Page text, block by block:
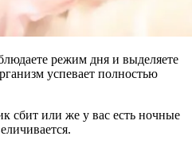
режим дня и выделяете
успевает полностью
сбит или же у вас есть ночные